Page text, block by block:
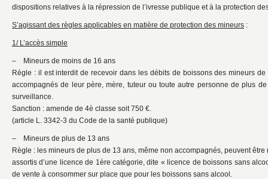
dispositions relatives à la répression de l’ivresse publique et à la protection
S’agissant des règles applicables en matière de protection des mineurs :
1/ L’accès simple
– Mineurs de moins de 16 ans
Règle : il est interdit de recevoir dans les débits de boissons des mineurs
accompagnés de leur père, mère, tuteur ou toute autre personne de plus
surveillance.
Sanction : amende de 4è classe soit 750 €.
(article L. 3342-3 du Code de la santé publique)
– Mineurs de plus de 13 ans
Règle : les mineurs de plus de 13 ans, même non accompagnés, peuvent
assortis d’une licence de 1ère catégorie, dite « licence de boissons sans
de vente à consommer sur place que pour les boissons sans alcool.